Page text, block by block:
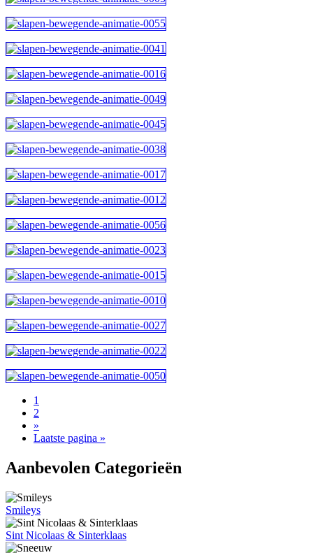
1
2
»
Laatste pagina »
Aanbevolen Categorieën
Smileys
Sint Nicolaas & Sinterklaas